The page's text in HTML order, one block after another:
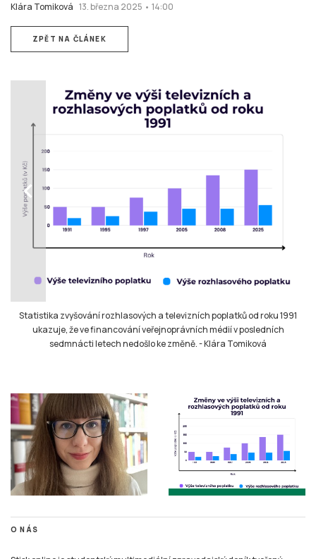
Klára Tomiková 13. března 2025 • 14:00
ZPĚT NA ČLÁNEK
chevron_left
Statistika zvyšování rozhlasových a televizních poplatků od roku 1991
ukazuje, že ve financování veřejnoprávních médií v posledních
sedmnácti letech nedošlo ke změně.-Klára Tomiková
O NÁS